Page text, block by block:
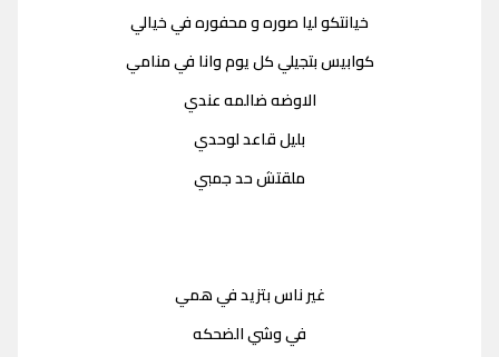
خيانتكو ليا صوره و محفوره في خيالي
كوابيس بتجيلي كل يوم وانا في منامي
الاوضه ضالمه عندي
بليل قاعد لوحدي
ملقتش حد جمبي
غير ناس بتزيد في همي
في وشي الضحكه